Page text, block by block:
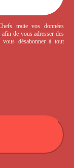
traite vos données
afin de vous adresser des
vous désabonner à tout